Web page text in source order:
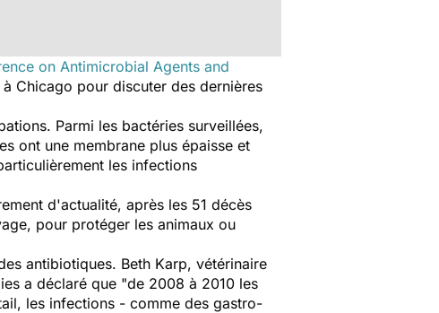
on Antimicrobial Agents and
Chicago pour discuter des dernières
Parmi les bactéries surveillées,
ont une membrane plus épaisse et
les infections
d'actualité, après les 51 décès
pour protéger les animaux ou
antibiotiques. Beth Karp, vétérinaire
a déclaré que "de 2008 à 2010 les
les infections - comme des gastro-